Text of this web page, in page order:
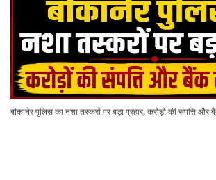
बीकानेर पुलिस का नशा तस्करों पर बड़ा प्रहार, करोड़ों की संपत्ति और